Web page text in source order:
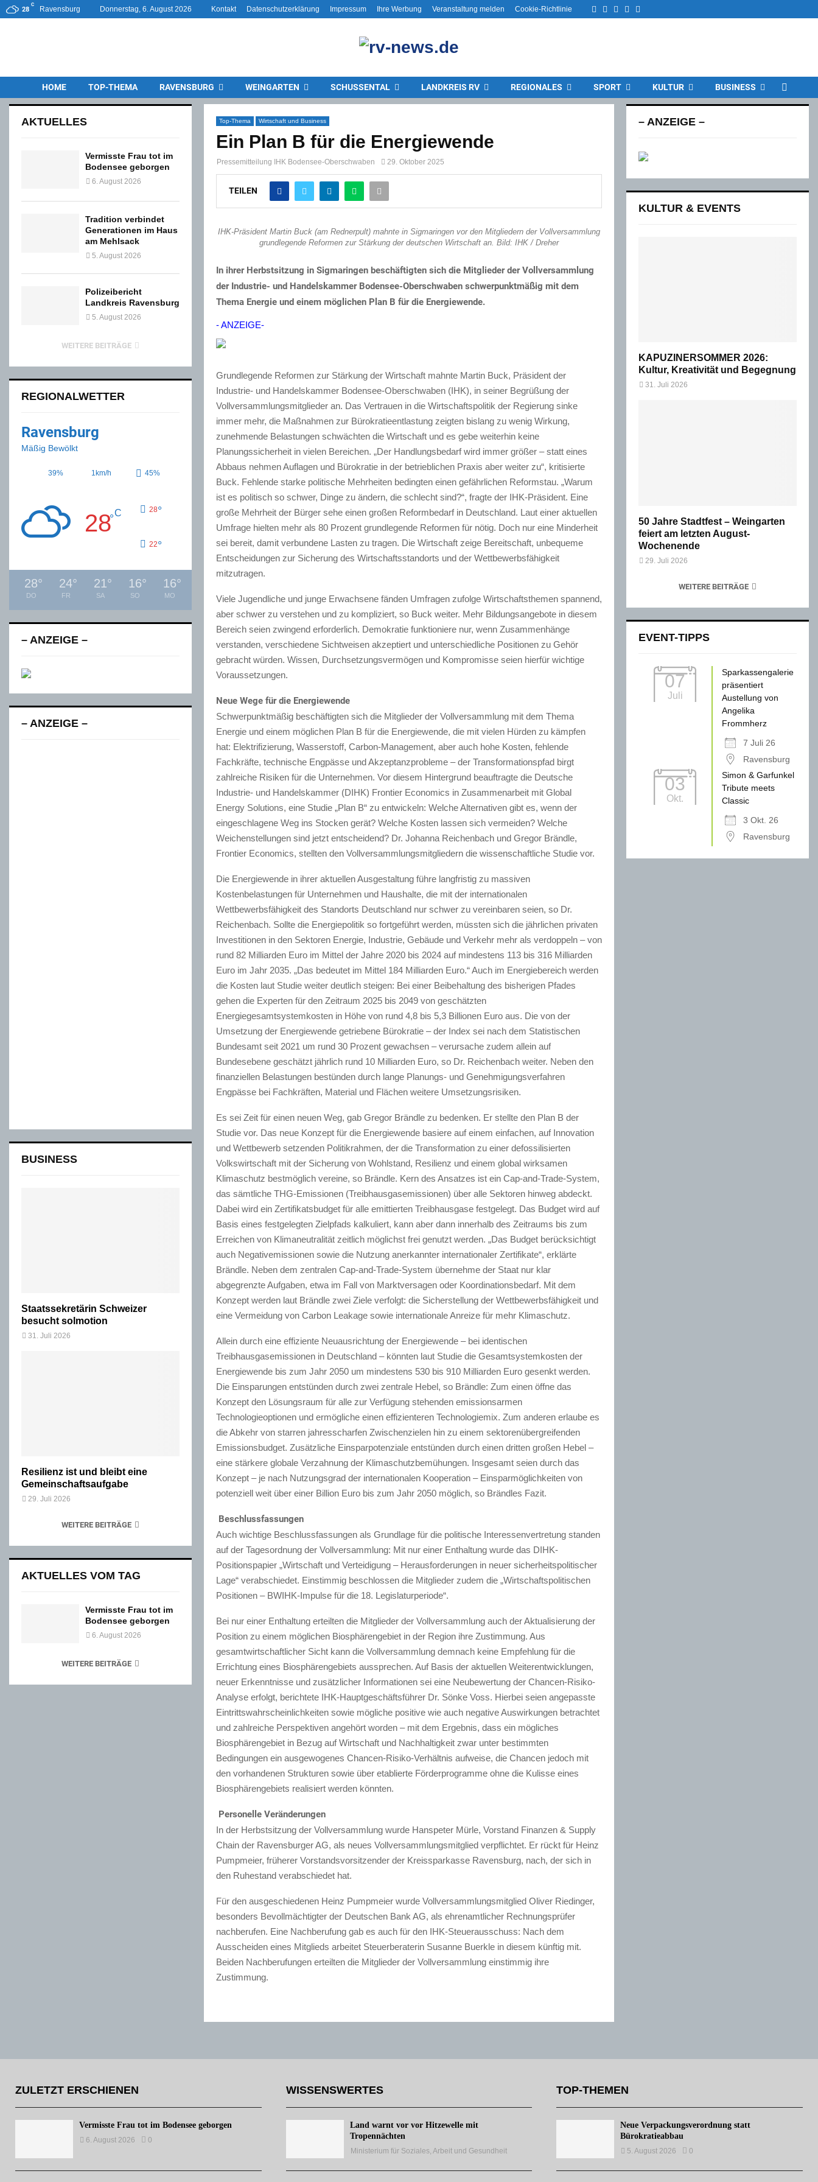
28
C
Ravensburg Donnerstag, 6. August 2026 Kontakt Datenschutzerklärung Impressum Ihre Werbung Veranstaltung melden Cookie-Richtlinie Facebook
TwitterInstagram
Email
HOME TOP-THEMA RAVENSBURG WEINGARTEN SCHUSSENTAL LANDKREIS RV REGIONALES SPORT KULTUR BUSINESS
Top-Thema Wirtschaft und Business
Ein Plan B für die Energiewende
Pressemitteilung IHK Bodensee-Oberschwaben 29. Oktober 2025
TEILEN
IHK-Präsident Martin Buck (am Rednerpult) mahnte in Sigmaringen vor den Mitgliedern der Vollversammlung
grundlegende Reformen zur Stärkung der deutschen Wirtschaft an. Bild: IHK / Dreher
In ihrer Herbstsitzung in Sigmaringen beschäftigten sich die Mitglieder der Vollversammlung
der Industrie- und Handelskammer Bodensee-Oberschwaben schwerpunktmäßig mit dem
Thema Energie und einem möglichen Plan B für die Energiewende.
- ANZEIGE-
Grundlegende Reformen zur Stärkung der Wirtschaft mahnte Martin Buck, Präsident der
Industrie- und Handelskammer Bodensee-Oberschwaben (IHK), in seiner Begrüßung der
Vollversammlungsmitglieder an. Das Vertrauen in die Wirtschaftspolitik der Regierung sinke
immer mehr, die Maßnahmen zur Bürokratieentlastung zeigten bislang zu wenig Wirkung,
zunehmende Belastungen schwächten die Wirtschaft und es gebe weiterhin keine
Planungssicherheit in vielen Bereichen. „Der Handlungsbedarf wird immer größer – statt eines
Abbaus nehmen Auflagen und Bürokratie in der betrieblichen Praxis aber weiter zu“, kritisierte
Buck. Fehlende starke politische Mehrheiten bedingten einen gefährlichen Reformstau. „Warum
ist es politisch so schwer, Dinge zu ändern, die schlecht sind?“, fragte der IHK-Präsident. Eine
große Mehrheit der Bürger sehe einen großen Reformbedarf in Deutschland. Laut einer aktuellen
Umfrage hielten mehr als 80 Prozent grundlegende Reformen für nötig. Doch nur eine Minderheit
sei bereit, damit verbundene Lasten zu tragen. Die Wirtschaft zeige Bereitschaft, unbequeme
Entscheidungen zur Sicherung des Wirtschaftsstandorts und der Wettbewerbsfähigkeit
mitzutragen.
Viele Jugendliche und junge Erwachsene fänden Umfragen zufolge Wirtschaftsthemen spannend,
aber schwer zu verstehen und zu kompliziert, so Buck weiter. Mehr Bildungsangebote in diesem
Bereich seien zwingend erforderlich. Demokratie funktioniere nur, wenn Zusammenhänge
verstanden, verschiedene Sichtweisen akzeptiert und unterschiedliche Positionen zu Gehör
gebracht würden. Wissen, Durchsetzungsvermögen und Kompromisse seien hierfür wichtige
Voraussetzungen.
Neue Wege für die Energiewende
Schwerpunktmäßig beschäftigten sich die Mitglieder der Vollversammlung mit dem Thema
Energie und einem möglichen Plan B für die Energiewende, die mit vielen Hürden zu kämpfen
hat: Elektrifizierung, Wasserstoff, Carbon-Management, aber auch hohe Kosten, fehlende
Fachkräfte, technische Engpässe und Akzeptanzprobleme – der Transformationspfad birgt
zahlreiche Risiken für die Unternehmen. Vor diesem Hintergrund beauftragte die Deutsche
Industrie- und Handelskammer (DIHK) Frontier Economics in Zusammenarbeit mit Global
Energy Solutions, eine Studie „Plan B“ zu entwickeln: Welche Alternativen gibt es, wenn der
eingeschlagene Weg ins Stocken gerät? Welche Kosten lassen sich vermeiden? Welche
Weichenstellungen sind jetzt entscheidend? Dr. Johanna Reichenbach und Gregor Brändle,
Frontier Economics, stellten den Vollversammlungsmitgliedern die wissenschaftliche Studie vor.
Die Energiewende in ihrer aktuellen Ausgestaltung führe langfristig zu massiven
Kostenbelastungen für Unternehmen und Haushalte, die mit der internationalen
Wettbewerbsfähigkeit des Standorts Deutschland nur schwer zu vereinbaren seien, so Dr.
Reichenbach. Sollte die Energiepolitik so fortgeführt werden, müssten sich die jährlichen privaten
Investitionen in den Sektoren Energie, Industrie, Gebäude und Verkehr mehr als verdoppeln – von
rund 82 Milliarden Euro im Mittel der Jahre 2020 bis 2024 auf mindestens 113 bis 316 Milliarden
Euro im Jahr 2035. „Das bedeutet im Mittel 184 Milliarden Euro.“ Auch im Energiebereich werden
die Kosten laut Studie weiter deutlich steigen: Bei einer Beibehaltung des bisherigen Pfades
gehen die Experten für den Zeitraum 2025 bis 2049 von geschätzten
Energiegesamtsystemkosten in Höhe von rund 4,8 bis 5,3 Billionen Euro aus. Die von der
Umsetzung der Energiewende getriebene Bürokratie – der Index sei nach dem Statistischen
Bundesamt seit 2021 um rund 30 Prozent gewachsen – verursache zudem allein auf
Bundesebene geschätzt jährlich rund 10 Milliarden Euro, so Dr. Reichenbach weiter. Neben den
finanziellen Belastungen bestünden durch lange Planungs- und Genehmigungsverfahren
Engpässe bei Fachkräften, Material und Flächen weitere Umsetzungsrisiken.
Es sei Zeit für einen neuen Weg, gab Gregor Brändle zu bedenken. Er stellte den Plan B der
Studie vor. Das neue Konzept für die Energiewende basiere auf einem einfachen, auf Innovation
und Wettbewerb setzenden Politikrahmen, der die Transformation zu einer defossilisierten
Volkswirtschaft mit der Sicherung von Wohlstand, Resilienz und einem global wirksamen
Klimaschutz bestmöglich vereine, so Brändle. Kern des Ansatzes ist ein Cap-and-Trade-System,
das sämtliche THG-Emissionen (Treibhausgasemissionen) über alle Sektoren hinweg abdeckt.
Dabei wird ein Zertifikatsbudget für alle emittierten Treibhausgase festgelegt. Das Budget wird auf
Basis eines festgelegten Zielpfads kalkuliert, kann aber dann innerhalb des Zeitraums bis zum
Erreichen von Klimaneutralität zeitlich möglichst frei genutzt werden. „Das Budget berücksichtigt
auch Negativemissionen sowie die Nutzung anerkannter internationaler Zertifikate“, erklärte
Brändle. Neben dem zentralen Cap-and-Trade-System übernehme der Staat nur klar
abgegrenzte Aufgaben, etwa im Fall von Marktversagen oder Koordinationsbedarf. Mit dem
Konzept werden laut Brändle zwei Ziele verfolgt: die Sicherstellung der Wettbewerbsfähigkeit und
eine Vermeidung von Carbon Leakage sowie internationale Anreize für mehr Klimaschutz.
Allein durch eine effiziente Neuausrichtung der Energiewende – bei identischen
Treibhausgasemissionen in Deutschland – könnten laut Studie die Gesamtsystemkosten der
Energiewende bis zum Jahr 2050 um mindestens 530 bis 910 Milliarden Euro gesenkt werden.
Die Einsparungen entstünden durch zwei zentrale Hebel, so Brändle: Zum einen öffne das
Konzept den Lösungsraum für alle zur Verfügung stehenden emissionsarmen
Technologieoptionen und ermögliche einen effizienteren Technologiemix. Zum anderen erlaube es
die Abkehr von starren jahresscharfen Zwischenzielen hin zu einem sektorenübergreifenden
Emissionsbudget. Zusätzliche Einsparpotenziale entstünden durch einen dritten großen Hebel –
eine stärkere globale Verzahnung der Klimaschutzbemühungen. Insgesamt seien durch das
Konzept – je nach Nutzungsgrad der internationalen Kooperation – Einsparmöglichkeiten von
potenziell weit über einer Billion Euro bis zum Jahr 2050 möglich, so Brändles Fazit.
Beschlussfassungen
Auch wichtige Beschlussfassungen als Grundlage für die politische Interessenvertretung standen
auf der Tagesordnung der Vollversammlung: Mit nur einer Enthaltung wurde das DIHK-
Positionspapier „Wirtschaft und Verteidigung – Herausforderungen in neuer sicherheitspolitischer
Lage“ verabschiedet. Einstimmig beschlossen die Mitglieder zudem die „Wirtschaftspolitischen
Positionen – BWIHK-Impulse für die 18. Legislaturperiode“.
Bei nur einer Enthaltung erteilten die Mitglieder der Vollversammlung auch der Aktualisierung der
Position zu einem möglichen Biosphärengebiet in der Region ihre Zustimmung. Aus
gesamtwirtschaftlicher Sicht kann die Vollversammlung demnach keine Empfehlung für die
Errichtung eines Biosphärengebiets aussprechen. Auf Basis der aktuellen Weiterentwicklungen,
neuer Erkenntnisse und zusätzlicher Informationen sei eine Neubewertung der Chancen-Risiko-
Analyse erfolgt, berichtete IHK-Hauptgeschäftsführer Dr. Sönke Voss. Hierbei seien angepasste
Eintrittswahrscheinlichkeiten sowie mögliche positive wie auch negative Auswirkungen betrachtet
und zahlreiche Perspektiven angehört worden – mit dem Ergebnis, dass ein mögliches
Biosphärengebiet in Bezug auf Wirtschaft und Nachhaltigkeit zwar unter bestimmten
Bedingungen ein ausgewogenes Chancen-Risiko-Verhältnis aufweise, die Chancen jedoch mit
den vorhandenen Strukturen sowie über etablierte Förderprogramme ohne die Kulisse eines
Biosphärengebiets realisiert werden könnten.
Personelle Veränderungen
In der Herbstsitzung der Vollversammlung wurde Hanspeter Mürle, Vorstand Finanzen & Supply
Chain der Ravensburger AG, als neues Vollversammlungsmitglied verpflichtet. Er rückt für Heinz
Pumpmeier, früherer Vorstandsvorsitzender der Kreissparkasse Ravensburg, nach, der sich in
den Ruhestand verabschiedet hat.
Für den ausgeschiedenen Heinz Pumpmeier wurde Vollversammlungsmitglied Oliver Riedinger,
besonders Bevollmächtigter der Deutschen Bank AG, als ehrenamtlicher Rechnungsprüfer
nachberufen. Eine Nachberufung gab es auch für den IHK-Steuerausschuss: Nach dem
Ausscheiden eines Mitglieds arbeitet Steuerberaterin Susanne Buerkle in diesem künftig mit.
Beiden Nachberufungen erteilten die Mitglieder der Vollversammlung einstimmig ihre
Zustimmung.
AKTUELLES
Vermisste Frau tot im
Bodensee geborgen
6. August 2026
Tradition verbindet
Generationen im Haus
am Mehlsack
5. August 2026
Polizeibericht
Landkreis Ravensburg
5. August 2026
WEITERE BEITRÄGE
REGIONALWETTER
Ravensburg
Mäßig Bewölkt
39% 1km/h 45%
28°C 28°
22°
28°
DO
24°
FR
21°
SA
16°
SO
16°
MO
– ANZEIGE –
– ANZEIGE –
BUSINESS
Staatssekretärin Schweizer
besucht solmotion
31. Juli 2026
Resilienz ist und bleibt eine
Gemeinschaftsaufgabe
29. Juli 2026
WEITERE BEITRÄGE
AKTUELLES VOM TAG
Vermisste Frau tot im
Bodensee geborgen
6. August 2026
WEITERE BEITRÄGE
– ANZEIGE –
KULTUR & EVENTS
KAPUZINERSOMMER 2026:
Kultur, Kreativität und Begegnung
31. Juli 2026
50 Jahre Stadtfest – Weingarten
feiert am letzten August-
Wochenende
29. Juli 2026
WEITERE BEITRÄGE
EVENT-TIPPS
07
Juli
Sparkassengalerie
präsentiert
Austellung von
Angelika
Frommherz
7 Juli 26
Ravensburg
03
Okt.
Simon & Garfunkel
Tribute meets
Classic
3 Okt. 26
Ravensburg
ZULETZT ERSCHIENEN
Vermisste Frau tot im Bodensee geborgen
6. August 2026 0
WISSENSWERTES
Land warnt vor vor Hitzewelle mit
Tropennächten
Ministerium für Soziales, Arbeit und Gesundheit
TOP-THEMEN
Neue Verpackungsverordnung statt
Bürokratieabbau
5. August 2026 0